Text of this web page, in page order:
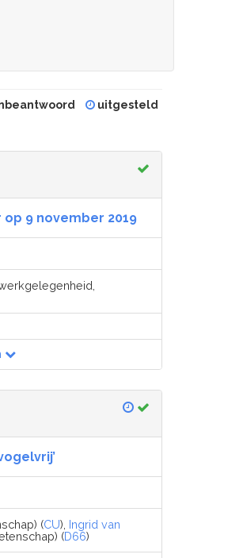
uitgesteld
op 9 november 2019
(CU), Ingrid van
(D66)